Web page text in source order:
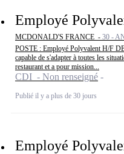
Employé
MCDONALD'S FRANCE - 30 -
POSTE : Employé Polyvalent H/F
capable de s'adapter à toutes les
restaurant et a pour mission...
CDI - Non renseigné
Publié il y a plus de 30 jours
Employé